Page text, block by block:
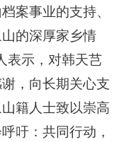
案事业的支持、
的深厚家乡情
表示，对韩天芑
，向长期关心支
籍人士致以崇高
吁：共同行动，